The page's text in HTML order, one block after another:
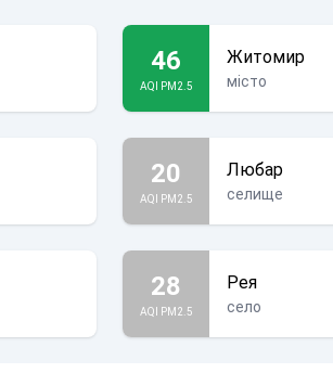
46
AQI PM2.5
Житомир
місто
20
AQI PM2.5
Любар
селище
28
AQI PM2.5
Рея
село